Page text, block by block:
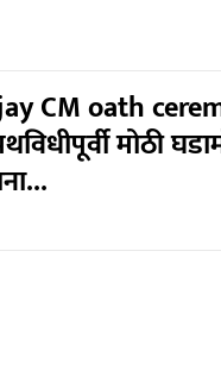
CM oath
मोठी